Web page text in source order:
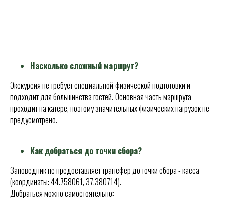
Насколько сложный маршрут?
Экскурсия не требует специальной физической подготовки и
подходит для большинства гостей. Основная часть маршрута
проходит на катере, поэтому значительных физических нагрузок не
предусмотрено.
Как добраться до точки сбора?
Заповедник не предоставляет трансфер до точки сбора - касса
(координаты: 44.758061, 37.380714).
Добраться можно самостоятельно: